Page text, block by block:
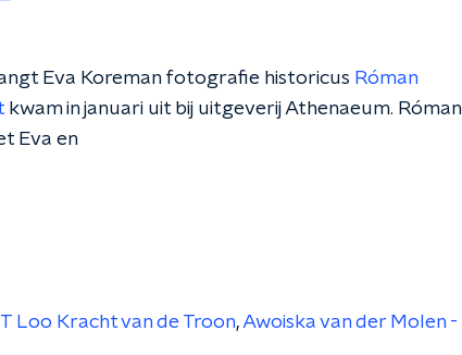
Eva Koreman fotografie historicus Róman
kwam in januari uit bij uitgeverij Athenaeum. Róman
Eva en
Loo Kracht van de Troon,Awoiska van der Molen -